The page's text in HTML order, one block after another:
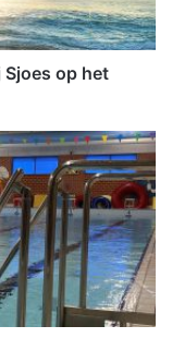
op het